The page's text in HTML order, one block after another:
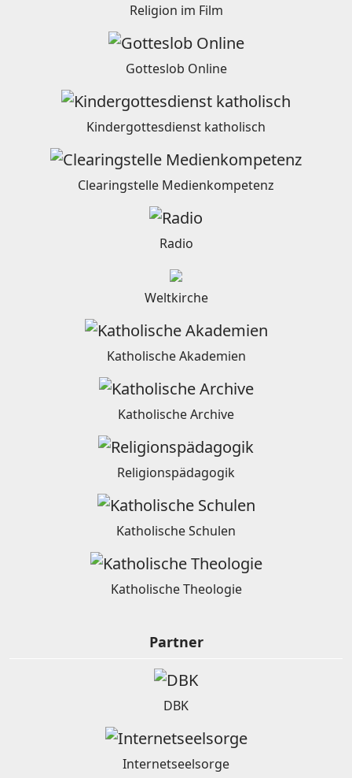
Religion im Film
Gotteslob Online
Kindergottesdienst katholisch
Clearingstelle Medienkompetenz
Radio
Weltkirche
Katholische Akademien
Katholische Archive
Religionspädagogik
Katholische Schulen
Katholische Theologie
Partner
DBK
Internetseelsorge